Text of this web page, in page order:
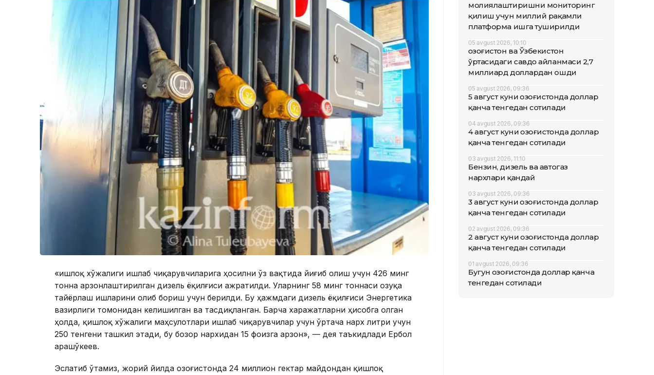
«Қишлоқ хўжалиги ишлаб чиқарувчиларига ҳосилни ўз вақтида йиғиб олиш учун 426 минг
тонна арзонлаштирилган дизель ёқилғиси ажратилди. Уларнинг 58 минг тоннаси озуқа
тайёрлаш ишларини олиб бориш учун берилди. Бу ҳажмдаги дизель ёқилғиси Энергетика
вазирлиги томонидан келишилган ва тасдиқланган. Барча харажатларни ҳисобга олган
ҳолда, қишлоқ хўжалиги маҳсулотлари ишлаб чиқарувчилар учун ўртача нарх литри учун
250 тенгени ташкил этади, бу бозор нархидан 15 фоизга арзон», — дея таъкидлади Ербол
Қарашўкеев.
Эслатиб ўтамиз, жорий йилда Қозоғистонда 24 миллион гектар майдондан қишлоқ
молиялаштиришни мониторинг
қилиш учун миллий рақамли
платформа ишга туширилди
05 avgust 2026, 10:10
Қозоғистон ва Ўзбекистон
ўртасидаги савдо айланмаси 2,7
миллиард доллардан ошди
05 avgust 2026, 09:36
5 август куни Қозоғистонда доллар
қанча тенгедан сотилади
04 avgust 2026, 09:36
4 август куни Қозоғистонда доллар
қанча тенгедан сотилади
03 avgust 2026, 11:10
Бензин, дизель ва автогаз
нархлари қандай
03 avgust 2026, 09:36
3 август куни Қозоғистонда доллар
қанча тенгедан сотилади
02 avgust 2026, 09:36
2 август куни Қозоғистонда доллар
қанча тенгедан сотилади
01 avgust 2026, 09:36
Бугун Қозоғистонда доллар қанча
тенгедан сотилади